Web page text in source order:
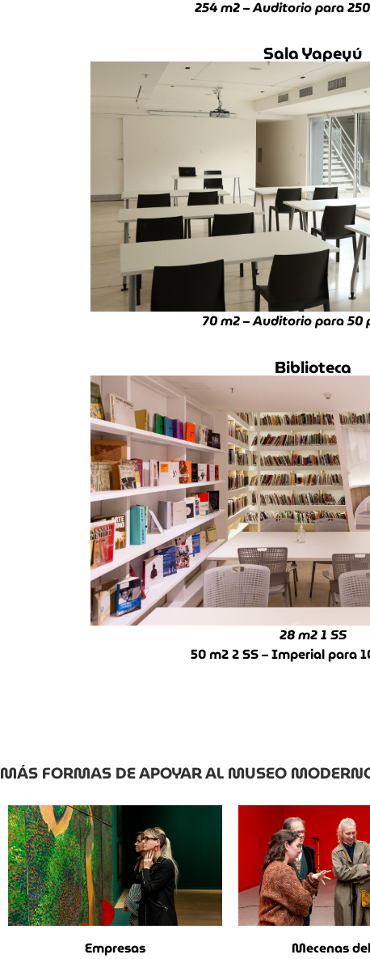
254 m2– Auditorio para
Sala Yapeyú
70 m2– Auditorio para 50
Biblioteca
28 m21 SS
50 m2 2 SS – Imperial para
MÁS FORMAS DE APOYAR AL MUSEO
Empresas Mecenas